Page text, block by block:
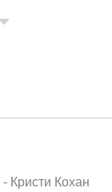
- Кристи Кохан